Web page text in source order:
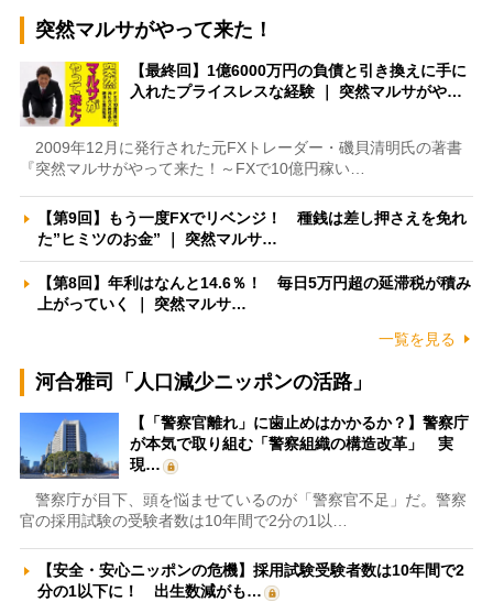
突然マルサがやって来た！
【最終回】1億6000万円の負債と引き換えに手に
入れたプライスレスな経験 ｜ 突然マルサがや…
2009年12月に発行された元FXトレーダー・磯貝清明氏の著書
『突然マルサがやって来た！～FXで10億円稼い…
【第9回】もう一度FXでリベンジ！ 種銭は差し押さえを免れ
た”ヒミツのお金” ｜ 突然マルサ…
【第8回】年利はなんと14.6％！ 毎日5万円超の延滞税が積み
上がっていく ｜ 突然マルサ…
一覧を見る
河合雅司「人口減少ニッポンの活路」
【「警察官離れ」に歯止めはかかるか？】警察庁
が本気で取り組む「警察組織の構造改革」 実
現…
警察庁が目下、頭を悩ませているのが「警察官不足」だ。警察
官の採用試験の受験者数は10年間で2分の1以…
【安全・安心ニッポンの危機】採用試験受験者数は10年間で2
分の1以下に！ 出生数減がも…